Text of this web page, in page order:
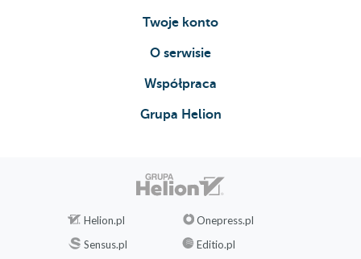
Twoje konto
O serwisie
Współpraca
Grupa Helion
Helion.pl
Onepress.pl
Sensus.pl
Editio.pl